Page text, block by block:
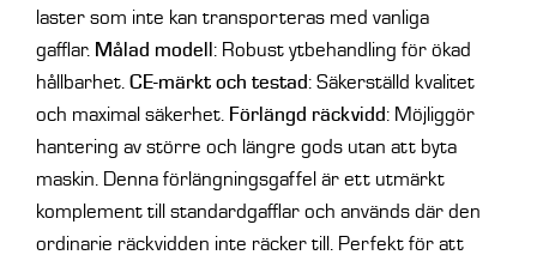
laster som inte kan transporteras med vanliga
gafflar. Målad modell: Robust ytbehandling för ökad
hållbarhet.CE-märkt och testad: Säkerställd kvalitet
och maximal säkerhet. Förlängd räckvidd: Möjliggör
hantering av större och längre gods utan att byta
maskin. Denna förlängningsgaffel är ett utmärkt
komplement till standardgafflar och används där den
ordinarie räckvidden inte räcker till. Perfekt för att